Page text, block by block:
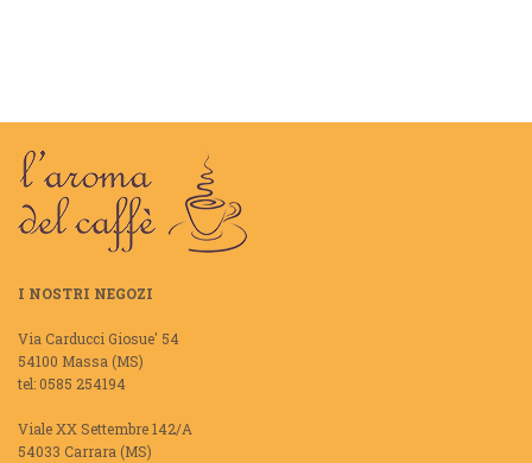
I NOSTRI NEGOZI
Via Carducci Giosue' 54
54100 Massa (MS)
tel: 0585 254194
Viale XX Settembre 142/A
54033 Carrara (MS)